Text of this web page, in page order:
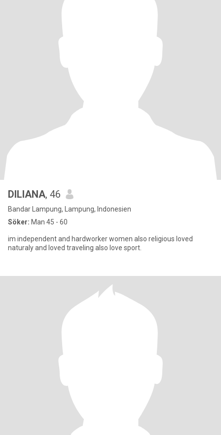
DILIANA, 46
Bandar Lampung, Lampung, Indonesien
Söker: Man 45 - 60
im independent and hardworker women also religious loved
naturaly and loved traveling also love sport.